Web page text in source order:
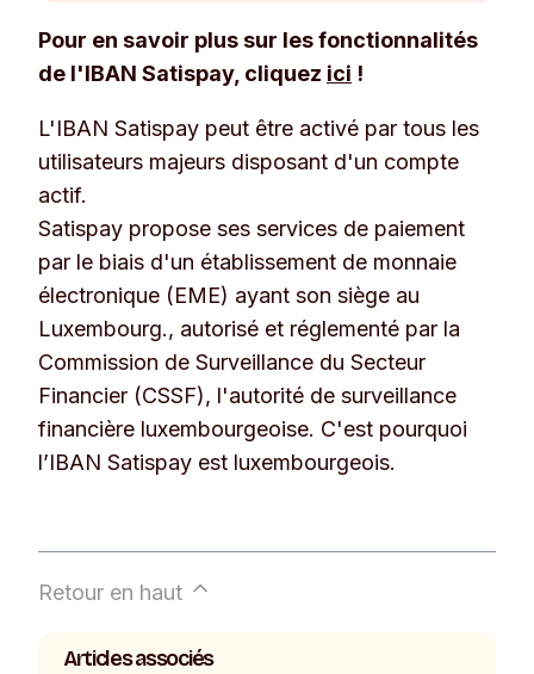
Pour en savoir plus sur les fonctionnalités
de l'IBAN Satispay, cliquez ici !
L'IBAN Satispay peut être activé par tous les
utilisateurs majeurs disposant d'un compte
actif.
Satispay propose ses services de paiement
par le biais d'un établissement de monnaie
électronique (EME) ayant son siège au
Luxembourg., autorisé et réglementé par la
Commission de Surveillance du Secteur
Financier (CSSF), l'autorité de surveillance
financière luxembourgeoise. C'est pourquoi
l’IBAN Satispay est luxembourgeois.
Retour en haut
Articles associés